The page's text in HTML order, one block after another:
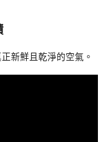
新鮮且乾淨的空氣。